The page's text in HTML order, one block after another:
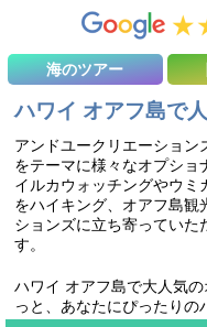
海のツアー
ハワイ オアフ島で
アンドユークリエーション
をテーマに様々なオプショ
イルカウォッチングやウミ
をハイキング、オアフ島観
ションズに立ち寄っていた
す。
ハワイ オアフ島で大人気
っと、あなたにぴったり